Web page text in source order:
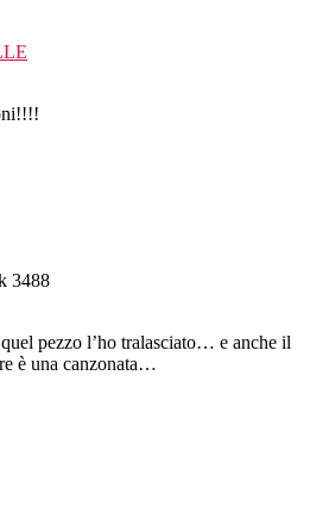
3488
pezzo l’ho tralasciato… e anche il
è una canzonata…